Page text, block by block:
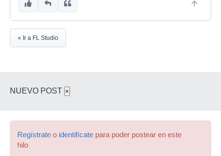
« Ir a FL Studio
NUEVO POST ×
Regístrate o identifícate para poder postear en este
hilo